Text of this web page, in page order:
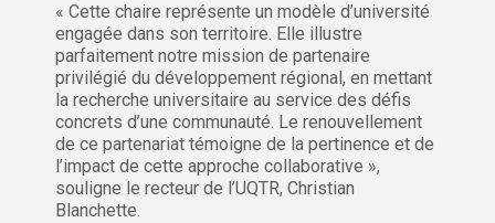
« Cette chaire représente un modèle d’université
engagée dans son territoire. Elle illustre
parfaitement notre mission de partenaire
privilégié du développement régional, en mettant
la recherche universitaire au service des défis
concrets d’une communauté. Le renouvellement
de ce partenariat témoigne de la pertinence et de
l’impact de cette approche collaborative »,
souligne le recteur de l’UQTR, Christian
Blanchette.